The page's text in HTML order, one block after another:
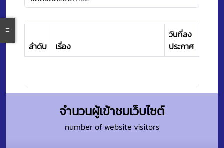
ลำดับ เรื่อง
วันที่ลง
ประกาศ
จำนวนผู้เข้าชมเว็บไซต์
number of website visitors